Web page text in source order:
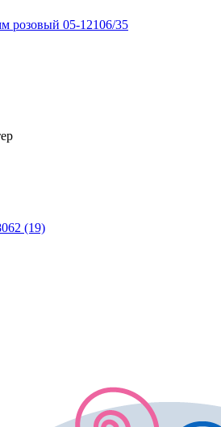
розовый 05-12106/35
(19)